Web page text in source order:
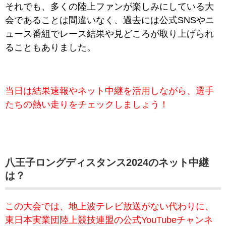
それでも、多くの陸上ファンが楽しみにしている大
会であることは間違いなく、過去には公式SNSやニ
ュース番組でレース結果や見どころが取り上げられ
ることもありました。
当日は結果速報やネット中継を活用しながら、選手
たちの熱い走りをチェックしましょう！
八王子ロングディスタンス2024のネット中継
は？
この大会では、地上波テレビ放送がない代わりに、
東日本実業団陸上競技連盟の公式YouTubeチャンネ